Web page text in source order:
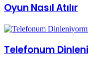
Oyun Nasıl Atılır
Telefonum